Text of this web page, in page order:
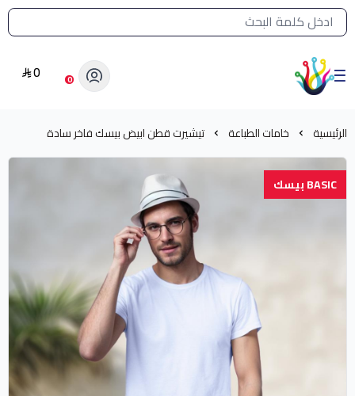
القائمة الرئيسية لمتجر الشرق النادر
الشرق النادر بيع مستلزمات طباعة حرارية 0
0
الرئيسية خامات الطباعة تيشيرت قطن ابيض بيسك فاخر سادة
BASIC بيسك